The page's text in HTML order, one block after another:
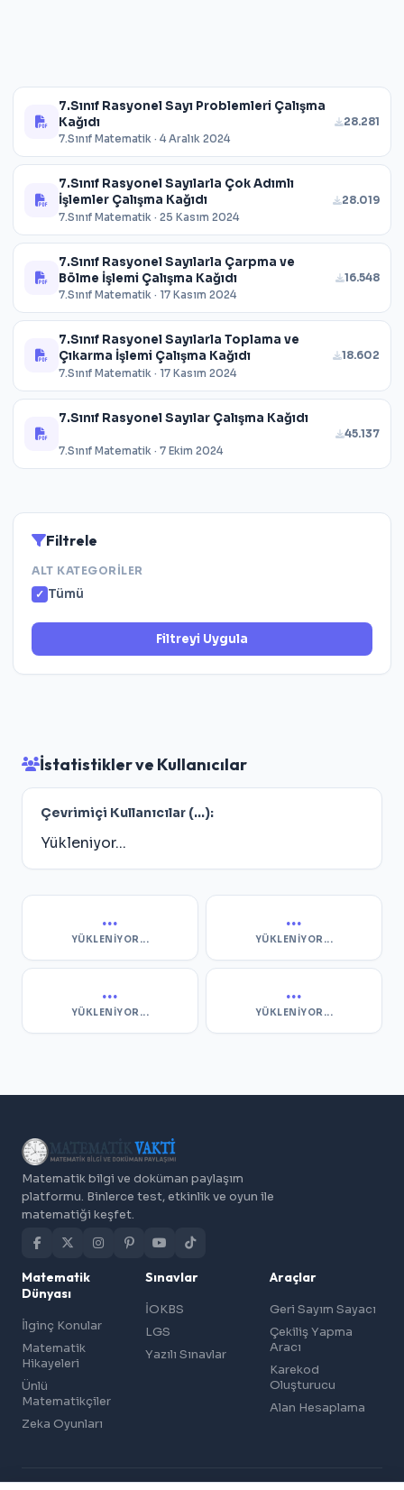
7.Sınıf Rasyonel Sayı Problemleri Çalışma
Kağıdı
7.Sınıf Matematik · 4 Aralık 2024
28.281
7.Sınıf Rasyonel Sayılarla Çok Adımlı
İşlemler Çalışma Kağıdı
7.Sınıf Matematik · 25 Kasım 2024
28.019
7.Sınıf Rasyonel Sayılarla Çarpma ve
Bölme İşlemi Çalışma Kağıdı
7.Sınıf Matematik · 17 Kasım 2024
16.548
7.Sınıf Rasyonel Sayılarla Toplama ve
Çıkarma İşlemi Çalışma Kağıdı
7.Sınıf Matematik · 17 Kasım 2024
18.602
7.Sınıf Rasyonel Sayılar Çalışma Kağıdı
7.Sınıf Matematik · 7 Ekim 2024
45.137
Filtrele
ALT KATEGORILER
Tümü
Filtreyi Uygula
İstatistikler ve Kullanıcılar
Çevrimiçi Kullanıcılar (...):
Yükleniyor...
...
YÜKLENIYOR...
...
YÜKLENIYOR...
...
YÜKLENIYOR...
...
YÜKLENIYOR...
Matematik bilgi ve doküman paylaşım
platformu. Binlerce test, etkinlik ve oyun ile
matematiği keşfet.
Matematik
Dünyası
İlginç Konular
Matematik
Hikayeleri
Ünlü
Matematikçiler
Zeka Oyunları
Sınavlar
İOKBS
LGS
Yazılı Sınavlar
Araçlar
Geri Sayım Sayacı
Çekiliş Yapma
Aracı
Karekod
Oluşturucu
Alan Hesaplama